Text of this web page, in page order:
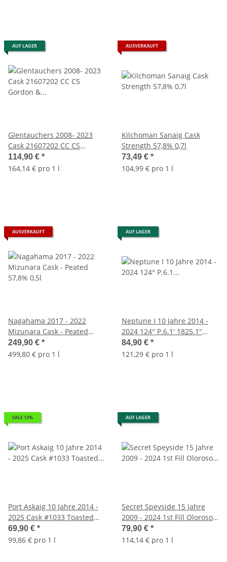
AUF LAGER
Glentauchers 2008- 2023
Cask 21607202 CC CS
Gordon & MacPhail 57,8%
0,7l
114,90 € *
164,14 € pro 1 l
AUSVERKAUFT
Kilchoman Sanaig Cask
Strength 57,8% 0,7l
73,49 € *
104,99 € pro 1 l
AUSVERKAUFT
Nagahama 2017 - 2022
Mizunara Cask - Peated
57,8% 0,5l
249,90 € *
499,80 € pro 1 l
AUF LAGER
Neptune I 10 Jahre 2014 -
2024 124° P.6.1' 1825.1"
Scotch Universe 57,8% 0,7l
84,90 € *
121,29 € pro 1 l
SALE 13%
Port Askaig 10 Jahre 2014 -
2025 Cask #1033 Toasted
Barrel Awakening Series
57,8% 0,7l
69,90 € *
99,86 € pro 1 l
AUF LAGER
Secret Speyside 15 Jahre
2009 - 2024 1st Fill Oloroso
Butts Murray David 57,8%
0,7l
79,90 € *
114,14 € pro 1 l